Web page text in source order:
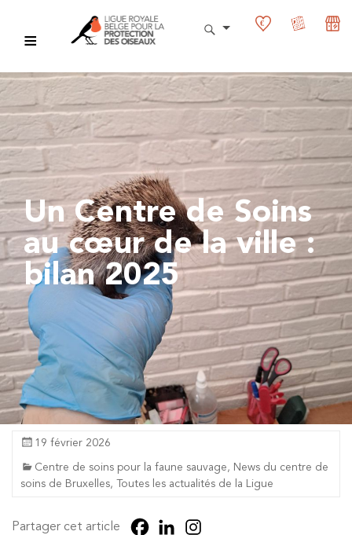
Un Centre de Soins
au cœur de la ville :
bilan 2025
19 février 2026
Centre de soins pour la faune sauvage, News du centre de
soins de Bruxelles, Toutes les actualités de la Ligue
Partager cet article